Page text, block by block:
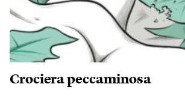
Crociera peccaminosa